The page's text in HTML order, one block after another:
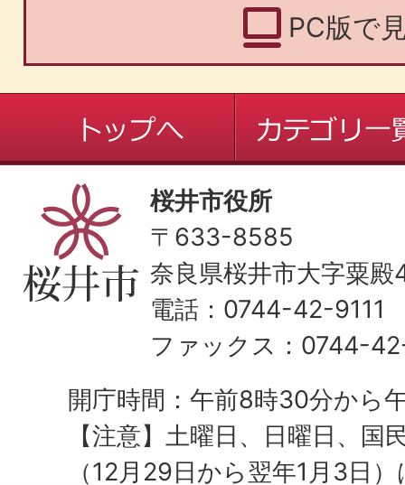
PC版で
桜井市役所
〒633-8585
奈良県桜井市大字粟
電話：0744-42-9111
ファックス：0744-
開庁時間：午前8時30分から
【注意】土曜日、日曜日、国
（12月29日から翌年1月3日